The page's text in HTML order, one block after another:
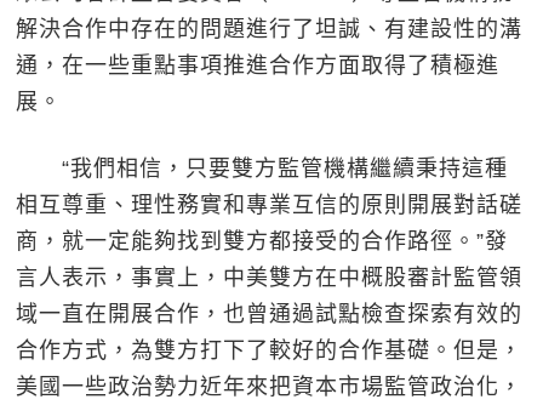
解決合作中存在的問題進行了坦誠、有建設性的溝
通，在一些重點事項推進合作方面取得了積極進
展。
“我們相信，只要雙方監管機構繼續秉持這種
相互尊重、理性務實和專業互信的原則開展對話磋
商，就一定能夠找到雙方都接受的合作路徑。”發
言人表示，事實上，中美雙方在中概股審計監管領
域一直在開展合作，也曾通過試點檢查探索有效的
合作方式，為雙方打下了較好的合作基礎。但是，
美國一些政治勢力近年來把資本市場監管政治化，